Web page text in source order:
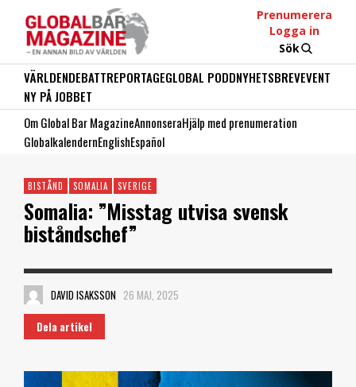
Prenumerera
Logga in
Sök
VÄRLDENDEBATTREPORTAGEGLOBAL PODDNYHETSBREVEVENT
NY PÅ JOBBET
Om Global Bar MagazineAnnonseraHjälp med prenumeration
GlobalkalendernEnglishEspañol
BISTÅND SOMALIA SVERIGE
Somalia: ”Misstag utvisa svensk
biståndschef”
DAVID ISAKSSON 26 MAJ, 2025
Dela artikel